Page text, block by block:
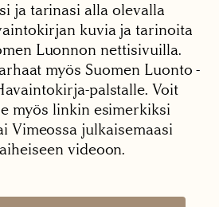
ja tarinasi alla olevalla
kuvia ja tarinoita
Luonnon nettisivuilla.
myös Suomen Luonto -
palstalle. Voit
myös linkin esimerkiksi
Vimeossa julkaisemaasi
videoon.